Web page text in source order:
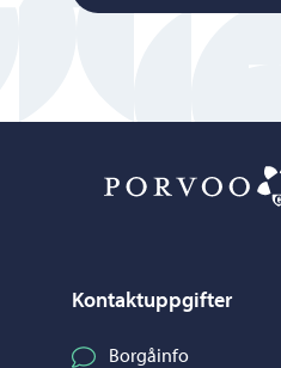
Kontaktuppgifter
Borgåinfo